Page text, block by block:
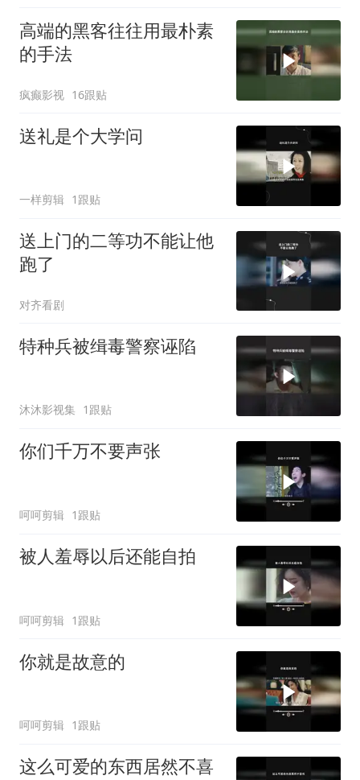
高端的黑客往往用最朴素
的手法
疯癫影视 16跟贴
送礼是个大学问
一样剪辑 1跟贴
送上门的二等功不能让他
跑了
对齐看剧
特种兵被缉毒警察诬陷
沐沐影视集 1跟贴
你们千万不要声张
呵呵剪辑 1跟贴
被人羞辱以后还能自拍
呵呵剪辑 1跟贴
你就是故意的
呵呵剪辑 1跟贴
这么可爱的东西居然不喜